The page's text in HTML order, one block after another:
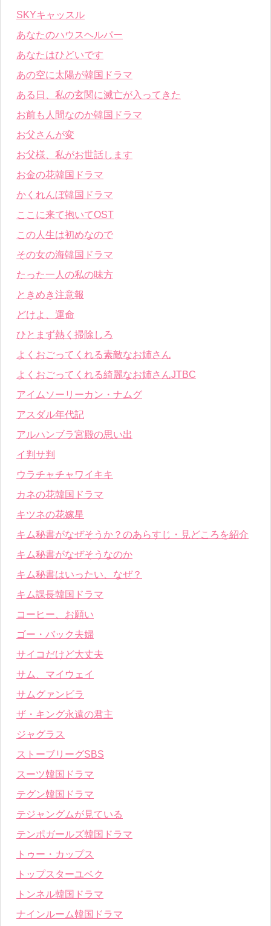
SKYキャッスル
あなたのハウスヘルパー
あなたはひどいです
あの空に太陽が韓国ドラマ
ある日、私の玄関に滅亡が入ってきた
お前も人間なのか韓国ドラマ
お父さんが変
お父様、私がお世話します
お金の花韓国ドラマ
かくれんぼ韓国ドラマ
ここに来て抱いてOST
この人生は初めなので
その女の海韓国ドラマ
たった一人の私の味方
ときめき注意報
どけよ、運命
ひとまず熱く掃除しろ
よくおごってくれる素敵なお姉さん
よくおごってくれる綺麗なお姉さんJTBC
アイムソーリーカン・ナムグ
アスダル年代記
アルハンブラ宮殿の思い出
イ判サ判
ウラチャチャワイキキ
カネの花韓国ドラマ
キツネの花嫁星
キム秘書がなぜそうか？のあらすじ・見どころを紹介
キム秘書がなぜそうなのか
キム秘書はいったい、なぜ？
キム課長韓国ドラマ
コーヒー、お願い
ゴー・バック夫婦
サイコだけど大丈夫
サム、マイウェイ
サムグァンビラ
ザ・キング永遠の君主
ジャグラス
ストーブリーグSBS
スーツ韓国ドラマ
テグン韓国ドラマ
テジャングムが見ている
テンポガールズ韓国ドラマ
トゥー・カップス
トップスターユベク
トンネル韓国ドラマ
ナインルーム韓国ドラマ